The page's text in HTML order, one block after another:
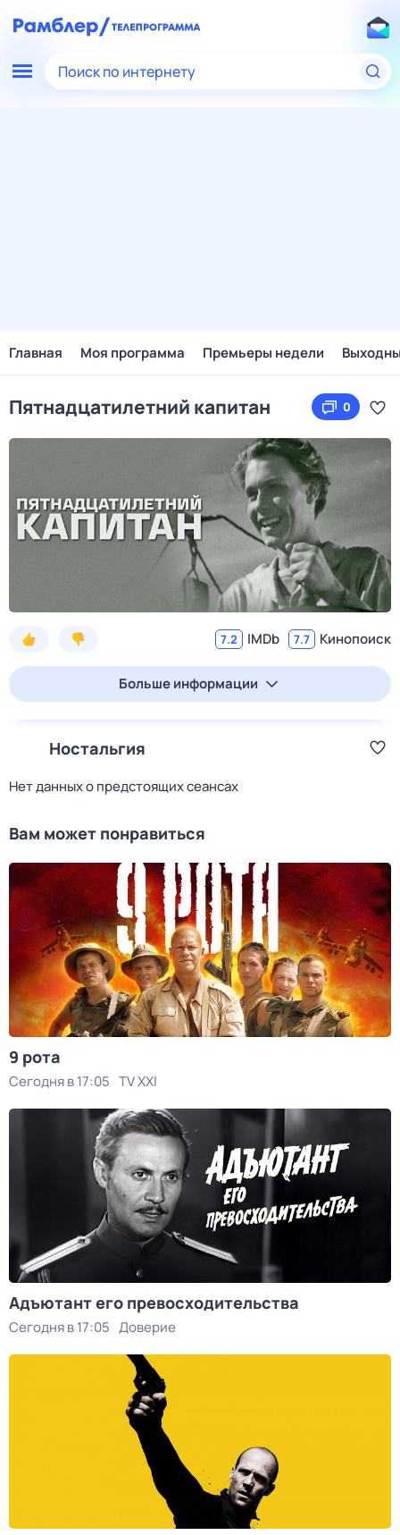
Поиск по интернету
Главная Моя программа Премьеры недели
Пятнадцатилетний капитан 0
7.2 IMDb 7.7 Кинопоиск
Больше информации
Ностальгия
Нет данных о предстоящих сеансах
Вам может понравиться
9 рота
Сегодня в 17:05 TV XXI
Адъютант его превосходительства
Сегодня в 17:05 Доверие